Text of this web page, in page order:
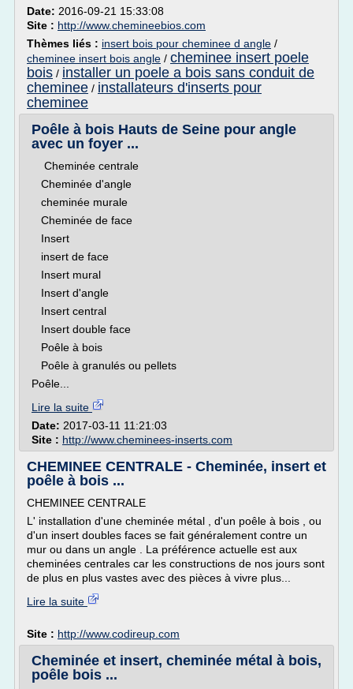
Date: 2016-09-21 15:33:08
Site : http://www.chemineebios.com
Thèmes liés : insert bois pour cheminee d angle /
cheminee insert bois angle / cheminee insert poele
bois / installer un poele a bois sans conduit de
cheminee / installateurs d'inserts pour
cheminee
Poêle à bois Hauts de Seine pour angle
avec un foyer ...
Cheminée centrale
Cheminée d'angle
cheminée murale
Cheminée de face
Insert
insert de face
Insert mural
Insert d'angle
Insert central
Insert double face
Poêle à bois
Poêle à granulés ou pellets
Poêle...
Lire la suite
Date: 2017-03-11 11:21:03
Site : http://www.cheminees-inserts.com
CHEMINEE CENTRALE - Cheminée, insert et
poêle à bois ...
CHEMINEE CENTRALE
L' installation d'une cheminée métal , d'un poêle à bois , ou
d'un insert doubles faces se fait généralement contre un
mur ou dans un angle . La préférence actuelle est aux
cheminées centrales car les constructions de nos jours sont
de plus en plus vastes avec des pièces à vivre plus...
Lire la suite
Site : http://www.codireup.com
Cheminée et insert, cheminée métal à bois,
poêle bois ...